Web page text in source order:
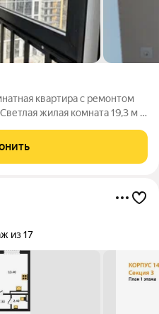
квартира с ремонтом
жилая комната 19,3 м и
пространства, где
из 17